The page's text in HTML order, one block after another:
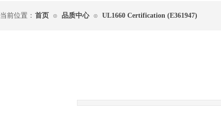
当前位置： 首页 ⊙ 品质中心 ⊙ UL1660 Certification (E361947)